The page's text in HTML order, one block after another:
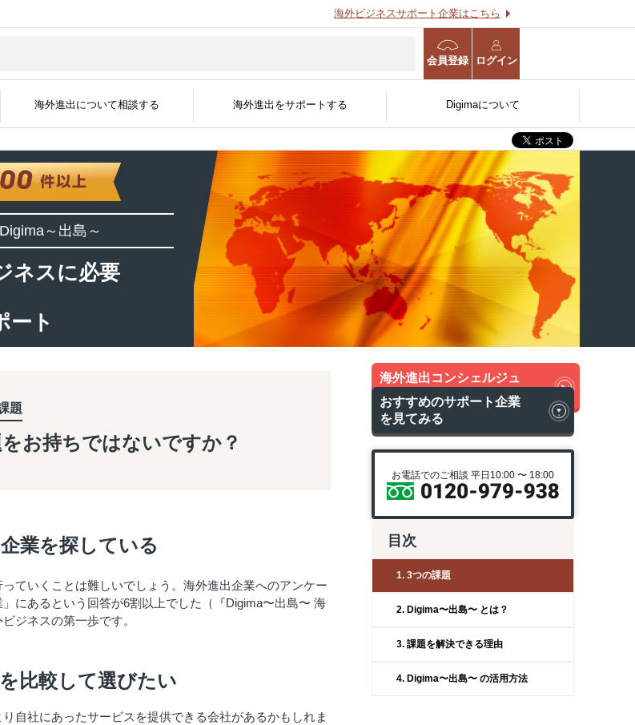
海外ビジネスサポート企業はこちら
会員登録 ログイン
海外進出事例
海外進出企業
インタビュー
海外ビジネスセミナー 海外ビジネスEXPO
海外進出について相談する
現地企業と繋がる
開国アポイントメント
グローバル人材を採用する
開国エンジン〜縁人〜
海外進出WEB診断
海外事業計画策定支援サー
海外進出をサポートする
広告掲載について 展示会に出展する
官公庁/公的機関/金融機関
向け
Digimaについて
よくある質問 運営会社
Digima～出島～
ネスに必要
ート
題
お持ちではないですか？
業を探している
ていくことは難しいでしょう。海外進出企業へのアンケー
にあるという回答が6割以上でした（『Digima〜出島〜 海
ジネスの第一歩です。
比較して選びたい
自社にあったサービスを提供できる会社があるかもしれま
海外進出コンシェルジュ
に無料相談
おすすめのサポート企業
を見てみる
お電話でのご相談 平日10:00 〜 18:00
目次
1. 3つの課題
2. Digima〜出島〜 とは？
3. 課題を解決できる理由
4. Digima〜出島〜 の活用方法